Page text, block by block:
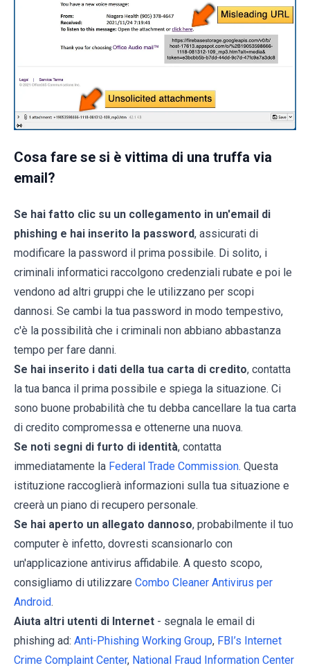
Cosa fare se si è vittima di una truffa via
email?
Se hai fatto clic su un collegamento in un'email di
phishing e hai inserito la password, assicurati di
modificare la password il prima possibile. Di solito, i
criminali informatici raccolgono credenziali rubate e poi le
vendono ad altri gruppi che le utilizzano per scopi
dannosi. Se cambi la tua password in modo tempestivo,
c'è la possibilità che i criminali non abbiano abbastanza
tempo per fare danni.
Se hai inserito i dati della tua carta di credito, contatta
la tua banca il prima possibile e spiega la situazione. Ci
sono buone probabilità che tu debba cancellare la tua carta
di credito compromessa e ottenerne una nuova.
Se noti segni di furto di identità, contatta
immediatamente la Federal Trade Commission. Questa
istituzione raccoglierà informazioni sulla tua situazione e
creerà un piano di recupero personale.
Se hai aperto un allegato dannoso, probabilmente il tuo
computer è infetto, dovresti scansionarlo con
un'applicazione antivirus affidabile. A questo scopo,
consigliamo di utilizzare Combo Cleaner Antivirus per
Android.
Aiuta altri utenti di Internet - segnala le email di
phishing ad: Anti-Phishing Working Group, FBI’s Internet
Crime Complaint Center, National Fraud Information Center